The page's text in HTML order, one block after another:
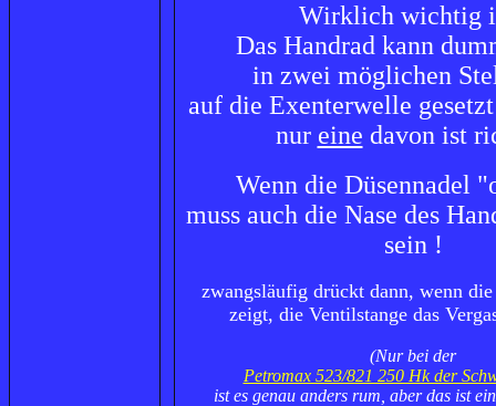
Wirklich wichtig
Das Handrad kann
in zwei möglichen
auf die Exenterwelle
nur eine davon ist
Wenn die Düsennadel
muss auch die Nase des
sein !
zwangsläufig drückt dann, wenn die
zeigt, die Ventilstange das
(Nur bei der
Petromax 523/821 250 Hk der
ist es genau anders rum, aber das ist